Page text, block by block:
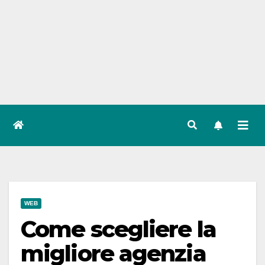
WEB
Come scegliere la
migliore agenzia